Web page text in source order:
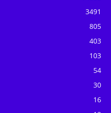
3491
805
403
103
54
30
16